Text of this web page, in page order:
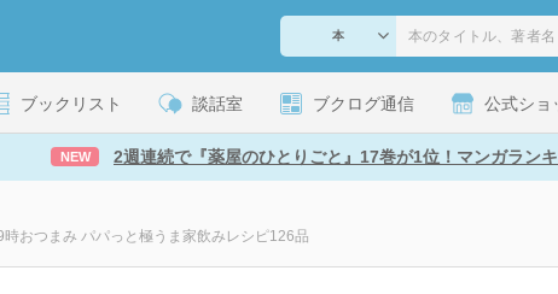
ブックリスト 談話室 ブクログ通信 公式ショ
NEW 2週連続で『薬屋のひとりごと』17巻が1位！マンガラン
時おつまみ パパっと極うま家飲みレシピ126品